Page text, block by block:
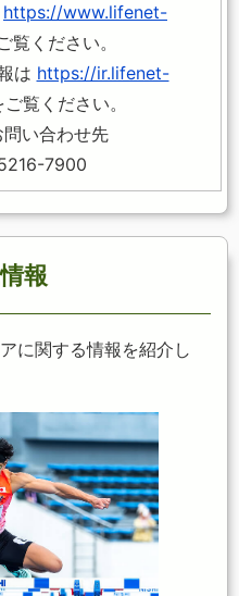
https://www.lifenet-
覧ください。
は https://ir.lifenet-
ご覧ください。
い合わせ先
7900
報
に関する情報を紹介し